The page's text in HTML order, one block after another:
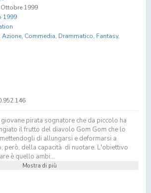
1999
1999
Azione, Commedia, Drammatico, Fantasy,
pirata sognatore che da piccolo ha
il frutto del diavolo Gom Gom che lo
di allungarsi e deformarsi a
però, della capacità di nuotare. L'obiettivo
è quello ambi...
Mostra di più